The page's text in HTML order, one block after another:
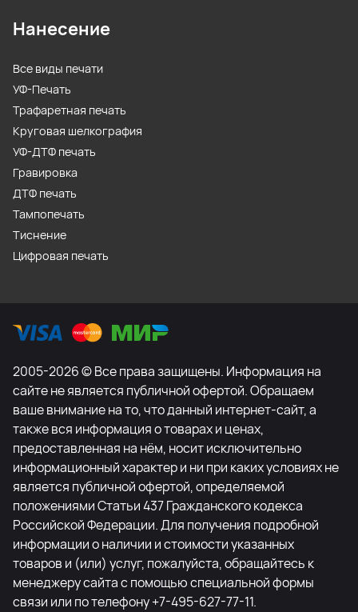
Нанесение
Все виды печати
УФ-Печать
Трафаретная печать
Круговая шелкография
УФ-ДТФ печать
Гравировка
ДТФ печать
Тампопечать
Тиснение
Цифровая печать
2005-2026 © Все права защищены. Информация на
сайте не является публичной офертой. Обращаем
ваше внимание на то, что данный интернет-сайт, а
также вся информация о товарах и ценах,
предоставленная на нём, носит исключительно
информационный характер и ни при каких условиях не
является публичной офертой, определяемой
положениями Статьи 437 Гражданского кодекса
Российской Федерации. Для получения подробной
информации о наличии и стоимости указанных
товаров и (или) услуг, пожалуйста, обращайтесь к
менеджеру сайта с помощью специальной формы
связи или по телефону +7-495-627-77-11.